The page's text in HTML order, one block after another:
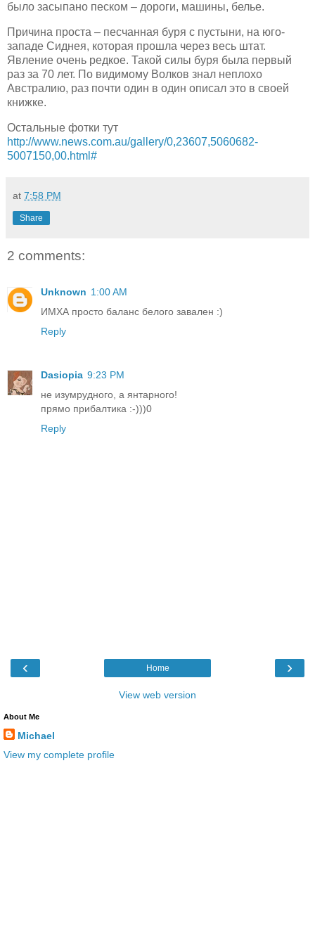
было засыпано песком – дороги, машины, белье.
Причина проста – песчанная буря с пустыни, на юго-
западе Сиднея, которая прошла через весь штат.
Явление очень редкое. Такой силы буря была первый
раз за 70 лет. По видимому Волков знал неплохо
Австралию, раз почти один в один описал это в своей
книжке.
Остальные фотки тут
http://www.news.com.au/gallery/0,23607,5060682-
5007150,00.html#
at 7:58 PM
Share
2 comments:
Unknown 1:00 AM
ИМХА просто баланс белого завален :)
Reply
Dasiopia 9:23 PM
не изумрудного, а янтарного!
прямо прибалтика :-)))0
Reply
‹ ›
Home
View web version
About Me
Michael
View my complete profile